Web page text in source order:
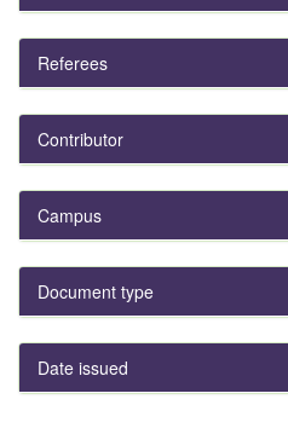
Referees
Contributor
Campus
Document type
Date issued